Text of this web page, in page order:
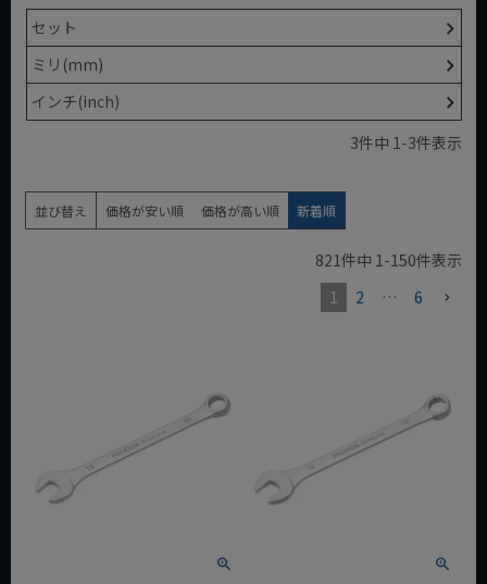
セット
ミリ(mm)
インチ(inch)
3件中 1-3件表示
並び替え 価格が安い順 価格が高い順 新着順
821件中 1-150件表示
1
2 … 6